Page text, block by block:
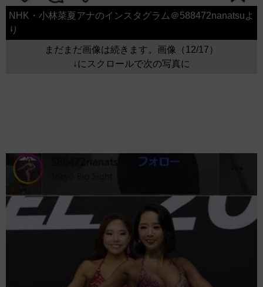
NHK・小林菜夏アナのインスタグラム＠588472nanatsuよ
り
まだまだ画像は続きます。画像（12/17）
↓にスクロールで次の写真に